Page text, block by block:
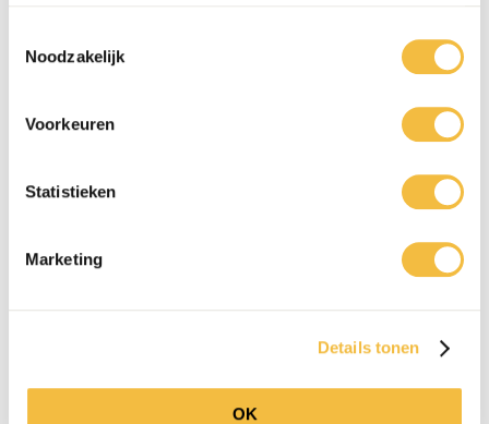
Noodzakelijk
Voorkeuren
Statistieken
Marketing
Details tonen
OK
0416 - 39 12 30